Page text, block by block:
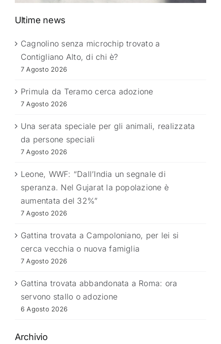
Ultime news
Cagnolino senza microchip trovato a
Contigliano Alto, di chi è?
7 Agosto 2026
Primula da Teramo cerca adozione
7 Agosto 2026
Una serata speciale per gli animali, realizzata
da persone speciali
7 Agosto 2026
Leone, WWF: “Dall’India un segnale di
speranza. Nel Gujarat la popolazione è
aumentata del 32%”
7 Agosto 2026
Gattina trovata a Campoloniano, per lei si
cerca vecchia o nuova famiglia
7 Agosto 2026
Gattina trovata abbandonata a Roma: ora
servono stallo o adozione
6 Agosto 2026
Archivio